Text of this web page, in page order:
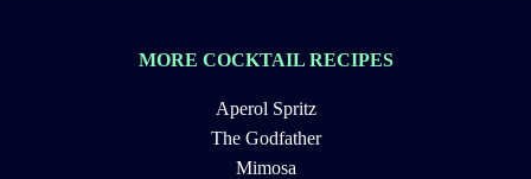
MORE COCKTAIL RECIPES
Aperol Spritz
The Godfather
Mimosa